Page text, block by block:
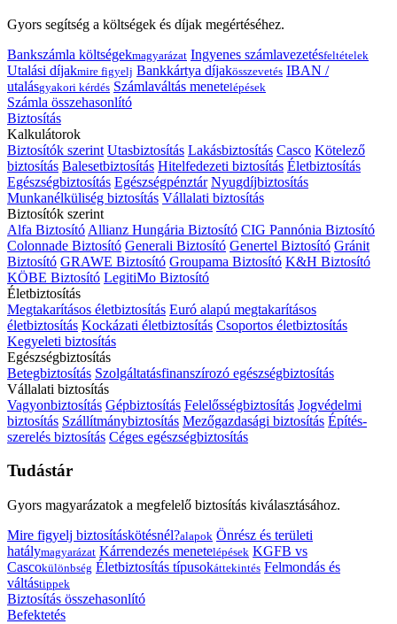
Gyors segítség a költségek és díjak megértéséhez.
Bankszámla költségekmagyarázat Ingyenes számlavezetésfeltételek
Utalási díjakmire figyelj Bankkártya díjakösszevetés IBAN /
utalásgyakori kérdés Számlaváltás menetelépések
Számla összehasonlító
Biztosítás
Kalkulátorok
Biztosítók szerint Utasbiztosítás Lakásbiztosítás Casco Kötelező
biztosítás Balesetbiztosítás Hitelfedezeti biztosítás Életbiztosítás
Egészségbiztosítás Egészségpénztár Nyugdíjbiztosítás
Munkanélküliség biztosítás Vállalati biztosítás
Biztosítók szerint
Alfa Biztosító Allianz Hungária Biztosító CIG Pannónia Biztosító
Colonnade Biztosító Generali Biztosító Genertel Biztosító Gránit
Biztosító GRAWE Biztosító Groupama Biztosító K&H Biztosító
KÖBE Biztosító LegitiMo Biztosító
Életbiztosítás
Megtakarításos életbiztosítás Euró alapú megtakarításos
életbiztosítás Kockázati életbiztosítás Csoportos életbiztosítás
Kegyeleti biztosítás
Egészségbiztosítás
Betegbiztosítás Szolgáltatásfinanszírozó egészségbiztosítás
Vállalati biztosítás
Vagyonbiztosítás Gépbiztosítás Felelősségbiztosítás Jogvédelmi
biztosítás Szállítmánybiztosítás Mezőgazdasági biztosítás Építés-
szerelés biztosítás Céges egészségbiztosítás
Tudástár
Gyors magyarázatok a megfelelő biztosítás kiválasztásához.
Mire figyelj biztosításkötésnél?alapok Önrész és területi
hatálymagyarázat Kárrendezés menetelépések KGFB vs
Cascokülönbség Életbiztosítás típusokáttekintés Felmondás és
váltástippek
Biztosítás összehasonlító
Befektetés